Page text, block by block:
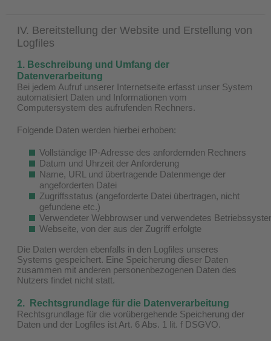
IV. Bereitstellung der Website und Erstellung von
Logfiles
1. Beschreibung und Umfang der
Datenverarbeitung
Bei jedem Aufruf unserer Internetseite erfasst unser System
automatisiert Daten und Informationen vom
Computersystem des aufrufenden Rechners.
Folgende Daten werden hierbei erhoben:
Vollständige IP-Adresse des anfordernden Rechners
Datum und Uhrzeit der Anforderung
Name, URL und übertragende Datenmenge der
angeforderten Datei
Zugriffsstatus (angeforderte Datei übertragen, nicht
gefundene etc.)
Verwendeter Webbrowser und verwendetes
Webseite, von der aus der Zugriff erfolgte
Die Daten werden ebenfalls in den Logfiles unseres
Systems gespeichert. Eine Speicherung dieser Daten
zusammen mit anderen personenbezogenen Daten des
Nutzers findet nicht statt.
2. Rechtsgrundlage für die Datenverarbeitung
Rechtsgrundlage für die vorübergehende Speicherung der
Daten und der Logfiles ist Art. 6 Abs. 1 lit. f DSGVO.